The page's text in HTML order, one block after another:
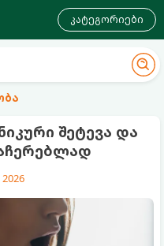
კატეგორიები
შეტევა და